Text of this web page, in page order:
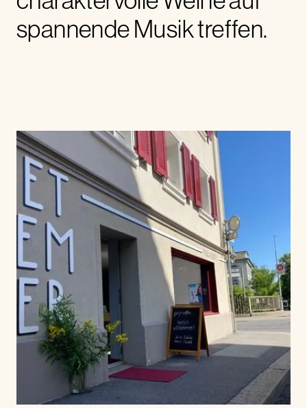
spannende Musik treffen.